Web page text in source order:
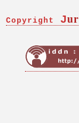
Copyright J